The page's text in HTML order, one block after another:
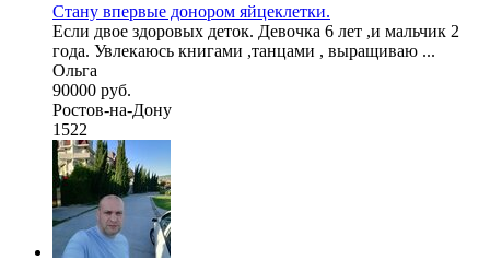
Стану впервые донором яйцеклетки.
Если двое здоровых деток. Девочка 6 лет ,и мальчик 2
года. Увлекаюсь книгами ,танцами , выращиваю ...
Ольга
90000 руб.
Ростов-на-Дону
1522